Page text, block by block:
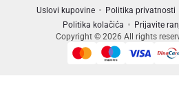
Uslovi kupovine Politika privatnosti
Politika kolačića
Prijavite
Copyright © 2026 All rights